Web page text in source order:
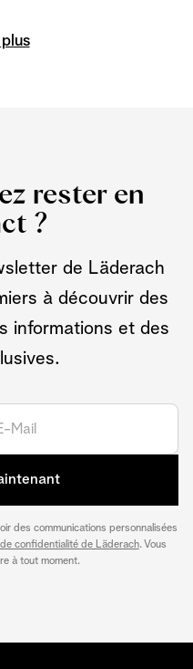
rester en
?
de Läderach
à découvrir des
informations et des
des communications personnalisées
confidentialité de Läderach. Vous
à tout moment.